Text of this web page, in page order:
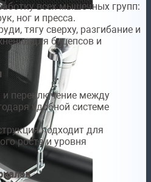
всех мышечных групп:
ног и пресса.
тягу сверху, разгибание и
для бицепсов и
и переключение между
удобной системе
подходит для
роста и уровня